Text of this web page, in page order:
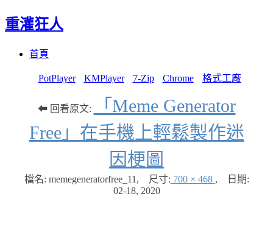
重灌狂人
首頁
PotPlayer KMPlayer 7-Zip Chrome 格式工廠
⬅ 回看原文:
「Meme Generator
Free」在手機上輕鬆製作迷
因梗圖
檔名: memegeneratorfree_11 , 尺寸: 700 × 468 ,
日期:
02-18, 2020